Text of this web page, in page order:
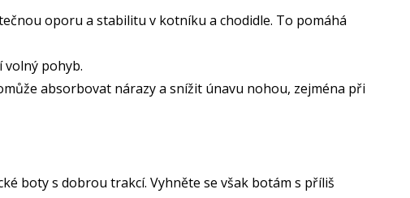
oporu a stabilitu v kotníku a chodidle. To pomáhá
volný pohyb.
absorbovat nárazy a snížit únavu nohou, zejména při
boty s dobrou trakcí. Vyhněte se však botám s příliš